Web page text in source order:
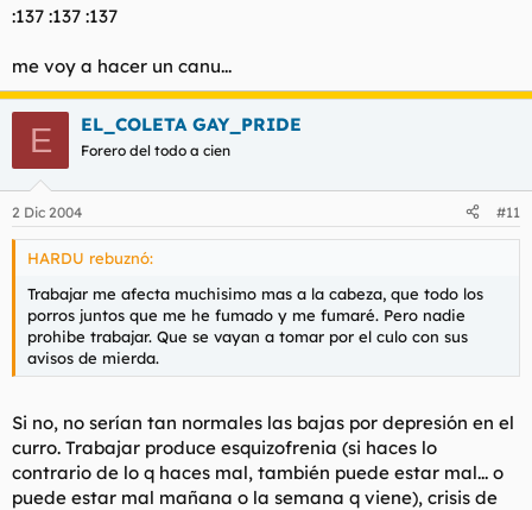
:137 :137 :137
me voy a hacer un canu...
E EL_COLETA GAY_PRIDE
Forero del todo a cien
2 Dic 2004 #11
HARDU rebuznó:
Trabajar me afecta muchisimo mas a la cabeza, que todo los
porros juntos que me he fumado y me fumaré. Pero nadie
prohibe trabajar. Que se vayan a tomar por el culo con sus
avisos de mierda.
Si no, no serían tan normales las bajas por depresión en el
curro. Trabajar produce esquizofrenia (si haces lo
contrario de lo q haces mal, también puede estar mal... o
puede estar mal mañana o la semana q viene), crisis de